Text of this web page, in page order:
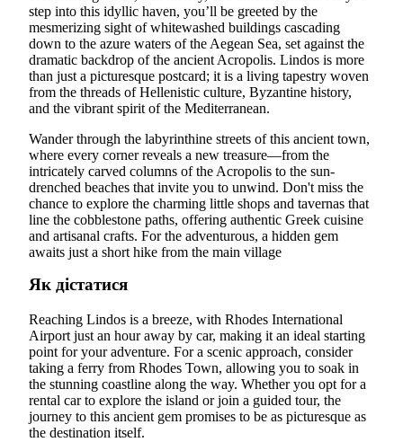
step into this idyllic haven, you’ll be greeted by the
mesmerizing sight of whitewashed buildings cascading
down to the azure waters of the Aegean Sea, set against the
dramatic backdrop of the ancient Acropolis. Lindos is more
than just a picturesque postcard; it is a living tapestry woven
from the threads of Hellenistic culture, Byzantine history,
and the vibrant spirit of the Mediterranean.
Wander through the labyrinthine streets of this ancient town,
where every corner reveals a new treasure—from the
intricately carved columns of the Acropolis to the sun-
drenched beaches that invite you to unwind. Don't miss the
chance to explore the charming little shops and tavernas that
line the cobblestone paths, offering authentic Greek cuisine
and artisanal crafts. For the adventurous, a hidden gem
awaits just a short hike from the main village
Як дістатися
Reaching Lindos is a breeze, with Rhodes International
Airport just an hour away by car, making it an ideal starting
point for your adventure. For a scenic approach, consider
taking a ferry from Rhodes Town, allowing you to soak in
the stunning coastline along the way. Whether you opt for a
rental car to explore the island or join a guided tour, the
journey to this ancient gem promises to be as picturesque as
the destination itself.